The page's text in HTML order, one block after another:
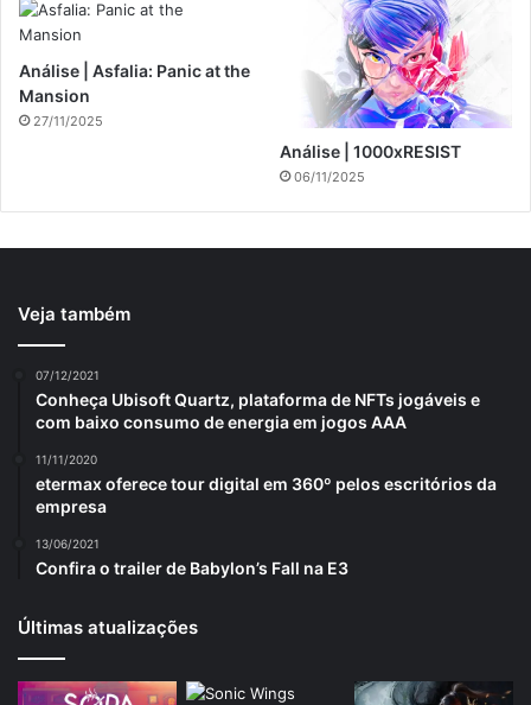
Análise | Asfalia: Panic at the
Mansion
27/11/2025
Análise | 1000xRESIST
06/11/2025
Veja também
07/12/2021
Conheça Ubisoft Quartz, plataforma de NFTs jogáveis e
com baixo consumo de energia em jogos AAA
11/11/2020
etermax oferece tour digital em 360º pelos escritórios da
empresa
13/06/2021
Confira o trailer de Babylon’s Fall na E3
Últimas atualizações